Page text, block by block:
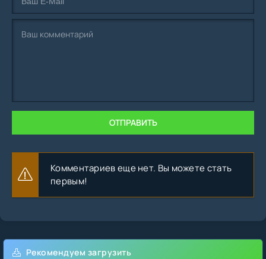
ОТПРАВИТЬ
Комментариев еще нет. Вы можете стать
первым!
Рекомендуем загрузить